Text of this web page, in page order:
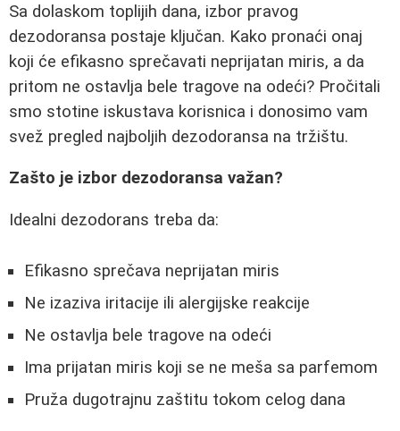
Sa dolaskom toplijih dana, izbor pravog
dezodoransa postaje ključan. Kako pronaći onaj
koji će efikasno sprečavati neprijatan miris, a da
pritom ne ostavlja bele tragove na odeći? Pročitali
smo stotine iskustava korisnica i donosimo vam
svež pregled najboljih dezodoransa na tržištu.
Zašto je izbor dezodoransa važan?
Idealni dezodorans treba da:
Efikasno sprečava neprijatan miris
Ne izaziva iritacije ili alergijske reakcije
Ne ostavlja bele tragove na odeći
Ima prijatan miris koji se ne meša sa parfemom
Pruža dugotrajnu zaštitu tokom celog dana